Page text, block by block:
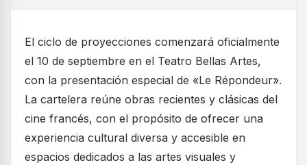
El ciclo de proyecciones comenzará oficialmente
el 10 de septiembre en el Teatro Bellas Artes,
con la presentación especial de «Le Répondeur».
La cartelera reúne obras recientes y clásicas del
cine francés, con el propósito de ofrecer una
experiencia cultural diversa y accesible en
espacios dedicados a las artes visuales y